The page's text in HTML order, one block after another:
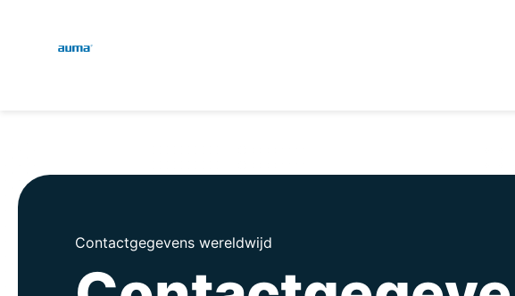
Europa
Azië en Stille Oceaan
Contactgegevens wereldwijd